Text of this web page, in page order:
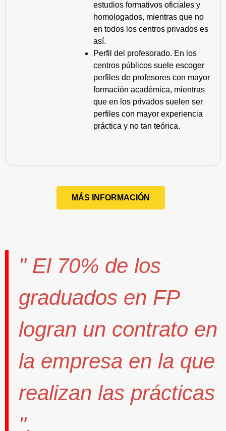
estudios formativos oficiales y
homologados, mientras que no
en todos los centros privados es
así.
Perfil del profesorado. En los
centros públicos suele escoger
perfiles de profesores con mayor
formación académica, mientras
que en los privados suelen ser
perfiles con mayor experiencia
práctica y no tan teórica.
MÁS INFORMACIÓN
" El 70% de los
graduados en FP
logran un contrato en
la empresa en la que
realizan las prácticas
".